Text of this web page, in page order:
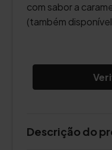
com sabor a
(também
Descrição do